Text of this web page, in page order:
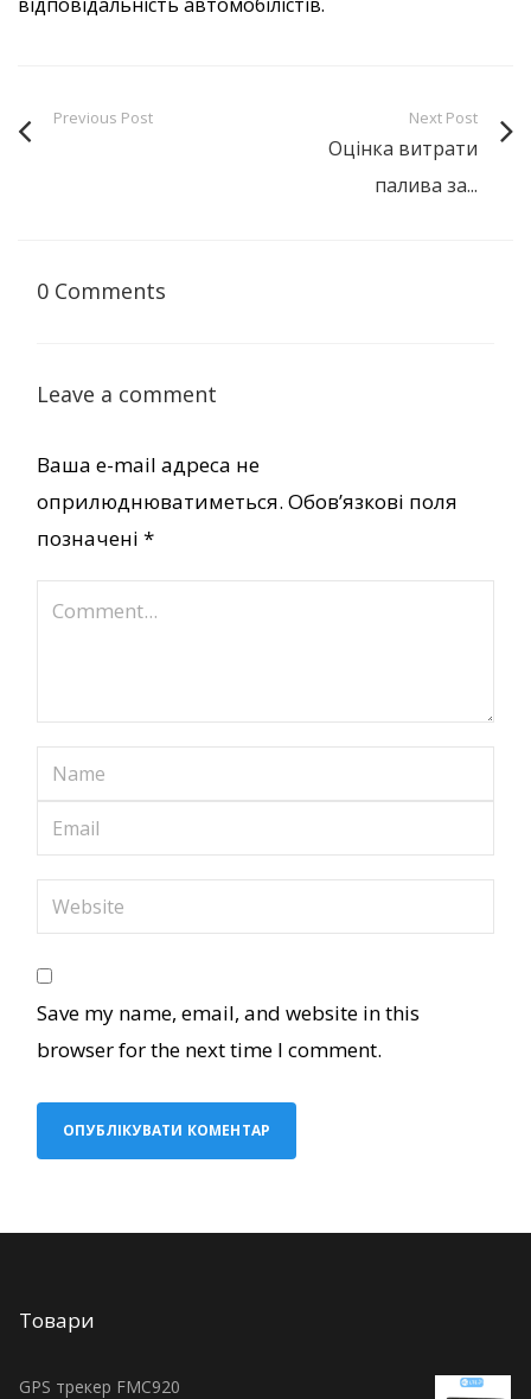
Previous Post Next Post
Оцінка витрати
палива за...
0 Comments
Leave a comment
Ваша e-mail адреса не
оприлюднюватиметься. Обов’язкові поля
позначені *
Save my name, email, and website in this
browser for the next time I comment.
Товари
GPS трекер FMC920